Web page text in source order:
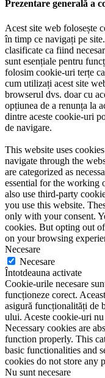
Prezentare generală a
Acest site web folosește
în timp ce navigați pe
clasificate ca fiind
sunt esențiale pentru
folosim cookie-uri terțe
cum utilizați acest site
browserul dvs. doar cu
opțiunea de a renunța la
dintre aceste cookie-uri
de navigare.
This website uses
navigate through the
are categorized as
essential for the working
also use third-party
you use this website.
only with your consent.
cookies. But opting out
on your browsing
Necesare
Necesare
Întotdeauna activate
Cookie-urile necesare
funcționeze corect.
asigură funcționalități de
ului. Aceste cookie-uri
Necessary cookies are
function properly. This
basic functionalities and
cookies do not store any
Nu sunt necesare